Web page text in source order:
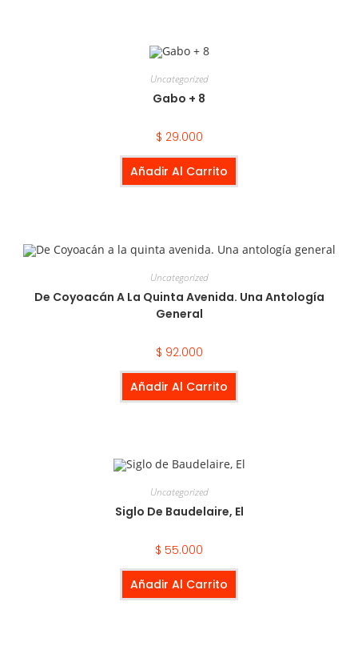
Uncategorized
Gabo + 8
$ 29.000
Añadir Al Carrito
Uncategorized
De Coyoacán A La Quinta Avenida. Una Antología
General
$ 92.000
Añadir Al Carrito
Uncategorized
Siglo De Baudelaire, El
$ 55.000
Añadir Al Carrito